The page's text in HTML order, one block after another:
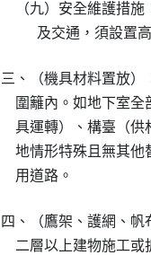
（九）安全維護措
及交通，須
三、（機具材料置放
圍籬內。如地下室
具運轉）、構臺（
地情形特殊且無其
    用道路。
四、（鷹架、護網、帆
二層以上建物施工